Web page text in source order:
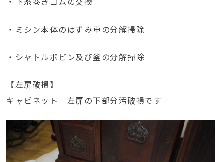
・ミシン本体のはずみ車の分解掃除
・シャトルボビン及び釜の分解掃除
【左扉破損】
キャビネット 左扉の下部分汚破損です